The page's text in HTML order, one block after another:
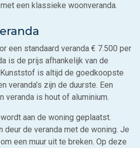
een klassieke woonveranda.
een standaard veranda € 7.500 per
is de prijs afhankelijk van de
is altijd de goedkoopste
veranda’s zijn de duurste. Een
veranda is hout of aluminium.
aan de woning geplaatst.
deur de veranda met de woning. Je
een muur uit te breken. Op deze